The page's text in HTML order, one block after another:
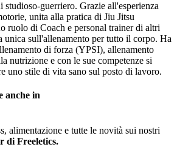
studioso-guerriero. Grazie all'esperienza
unita alla pratica di Jiu Jitsu
ruolo di Coach e personal trainer di altri
unica sull'allenamento per tutto il corpo. Ha
di forza (YPSI), allenamento
nutrizione e con le sue competenze si
uno stile di vita sano sul posto di lavoro.
anche in
alimentazione e tutte le novità sui nostri
di Freeletics.